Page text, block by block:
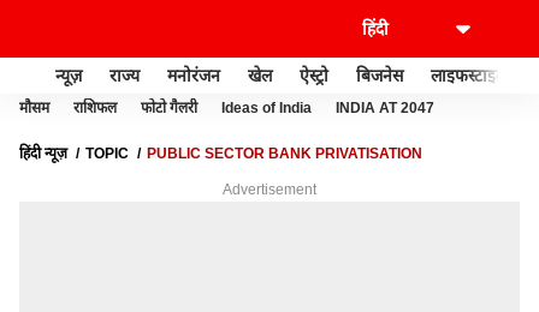
न्यूज़ राज्य मनोरंजन खेल ऐस्ट्रो बिजनेस लाइफस्टाइल
मौसम राशिफल फोटो गैलरी Ideas of India INDIA AT 2047
हिंदी न्यूज़ TOPIC PUBLIC SECTOR BANK PRIVATISATION
Advertisement